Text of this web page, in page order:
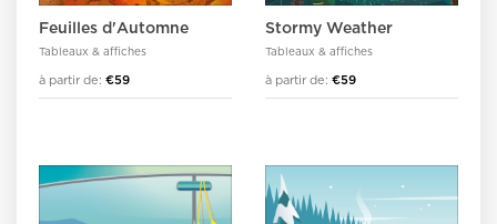
Feuilles d'Automne
Tableaux & affiches
à partir de: €59
Stormy Weather
Tableaux & affiches
à partir de: €59